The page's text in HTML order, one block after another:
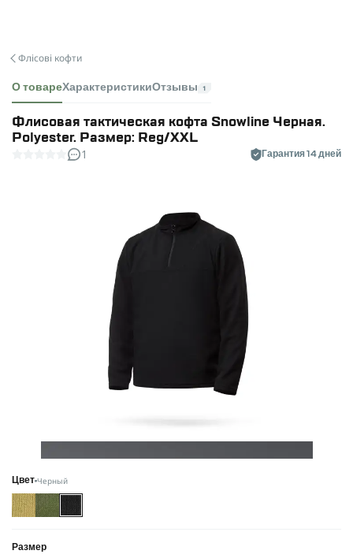
Флісові кофти
О товареХарактеристикиОтзывы 1
Флисовая тактическая кофта Snowline Черная.
Polyester. Размер: Reg/XXL
1 Гарантия 14 дней
Цвет Черный
Размер